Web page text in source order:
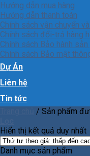
Hướng dẫn mua hàng
Hướng dẫn thanh toán
Chính sách vận chuyển
Chính sách đổi-trả hàng
Chính sách Bảo hành
Chính sách Bảo mật
Dự Án
Liên hệ
Tin tức
/ Sản phẩm
Hiển thị kết quả duy nhất
Danh mục sản phẩm